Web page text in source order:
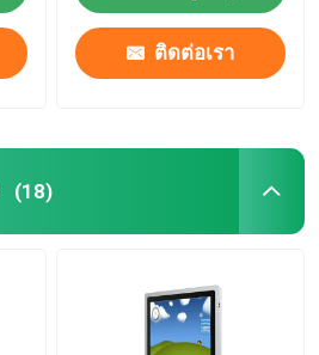
ติดต่อเรา
(18)